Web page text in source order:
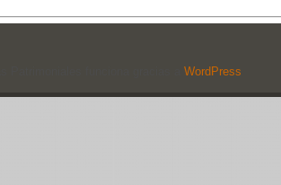
WordPress